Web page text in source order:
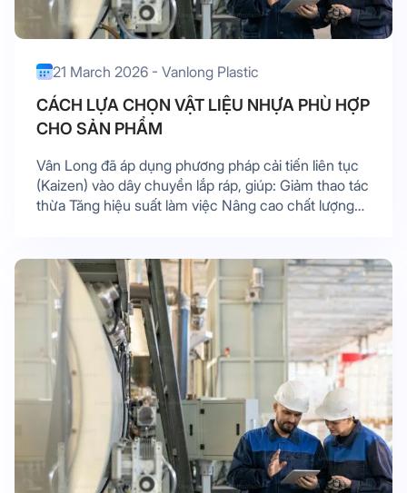
21 March 2026 - Vanlong Plastic
CÁCH LỰA CHỌN VẬT LIỆU NHỰA PHÙ HỢP
CHO SẢN PHẨM
Vân Long đã áp dụng phương pháp cải tiến liên tục
(Kaizen) vào dây chuyền lắp ráp, giúp: Giảm thao tác
thừa Tăng hiệu suất làm việc Nâng cao chất lượng